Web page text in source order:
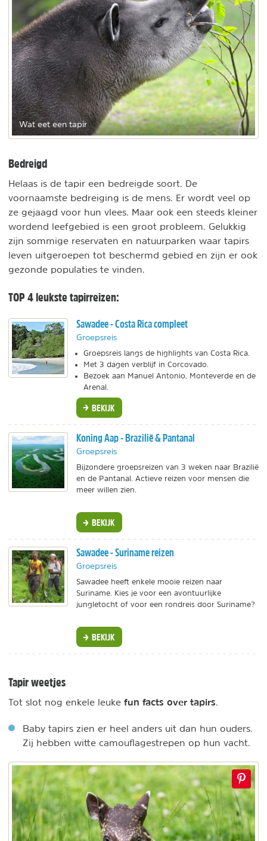
Wat eet een tapir
Bedreigd
Helaas is de tapir een bedreigde soort. De
voornaamste bedreiging is de mens. Er wordt veel op
ze gejaagd voor hun vlees. Maar ook een steeds kleiner
wordend leefgebied is een groot probleem. Gelukkig
zijn sommige reservaten en natuurparken waar tapirs
leven uitgeroepen tot beschermd gebied en zijn er ook
gezonde populaties te vinden.
TOP 4 leukste tapirreizen:
Sawadee - Costa Rica compleet
Groepsreis
Groepsreis langs de highlights van Costa Rica.
Met 3 dagen verblijf in Corcovado.
Bezoek aan Manuel Antonio, Monteverde en de
Arenal.
BEKIJK
Koning Aap - Brazilië & Pantanal
Groepsreis
Bijzondere groepsreizen van 3 weken naar Brazilië
en de Pantanal. Actieve reizen voor mensen die
meer willen zien.
BEKIJK
Sawadee - Suriname reizen
Groepsreis
Sawadee heeft enkele mooie reizen naar
Suriname. Kies je voor een avontuurlijke
jungletocht of voor een rondreis door Suriname?
BEKIJK
Tapir weetjes
Tot slot nog enkele leuke fun facts over tapirs.
Baby tapirs zien er heel anders uit dan hun ouders.
Zij hebben witte camouflagestrepen op hun vacht.